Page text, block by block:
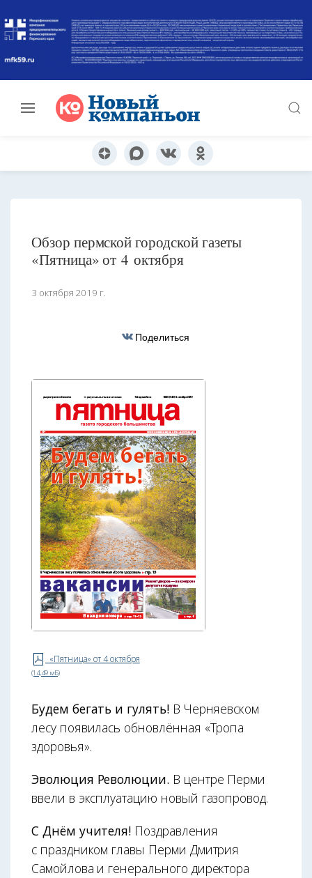
Обзор пермской городской газеты
«Пятница» от 4 октября
3 октября 2019 г.
Поделиться
«Пятница» от 4 октября
(14,49 мБ)
Будем бегать и гулять! В Черняевском
лесу появилась обновлённая «Тропа
здоровья».
Эволюция Революции. В центре Перми
ввели в эксплуатацию новый газопровод.
С Днём учителя! Поздравления
с праздником главы Перми Дмитрия
Самойлова и генерального директора